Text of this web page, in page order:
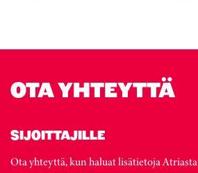
OTA YHTEYTTÄ
SIJOITTAJILLE
Ota yhteyttä, kun haluat lisätietoja Atriasta